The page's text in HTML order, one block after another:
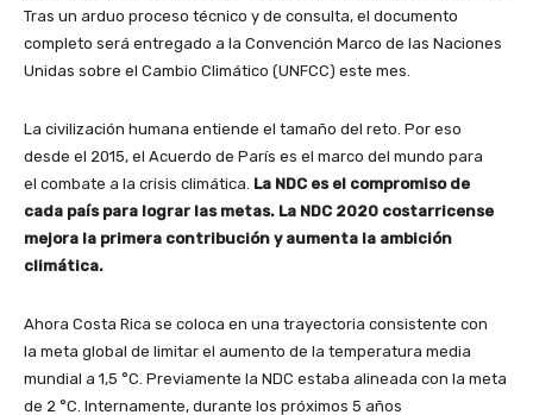
Tras un arduo proceso técnico y de consulta, el documento
completo será entregado a la Convención Marco de las Naciones
Unidas sobre el Cambio Climático (UNFCC) este mes.
La civilización humana entiende el tamaño del reto. Por eso
desde el 2015, el Acuerdo de París es el marco del mundo para
el combate a la crisis climática. La NDC es el compromiso de
cada país para lograr las metas. La NDC 2020 costarricense
mejora la primera contribución y aumenta la ambición
climática.
Ahora Costa Rica se coloca en una trayectoria consistente con
la meta global de limitar el aumento de la temperatura media
mundial a 1,5 °C. Previamente la NDC estaba alineada con la meta
de 2 °C. Internamente, durante los próximos 5 años